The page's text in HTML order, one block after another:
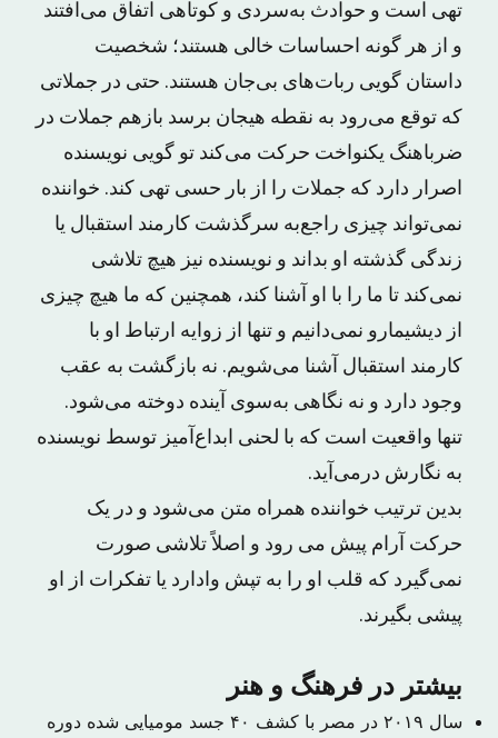
تهی است و حوادث به‌سردی و کوتاهی اتفاق می‌افتند
و از هر گونه احساسات خالی هستند؛ شخصیت
داستان گویی ربات‌های بی‌جان هستند. حتی در جملاتی
که توقع می‌رود به نقطه هیجان برسد بازهم جملات در
ضرباهنگ یکنواخت حرکت می‌کند تو گویی نویسنده
اصرار دارد که جملات را از بار حسی تهی کند. خواننده
نمی‌تواند چیزی راجع‌به سرگذشت کارمند استقبال یا
زندگی گذشته او بداند و نویسنده نیز هیچ تلاشی
نمی‌کند تا ما را با او آشنا کند، همچنین که ما هیچ چیزی
از دیشیمارو نمی‌دانیم و تنها از زوایه ارتباط او با
کارمند استقبال آشنا می‌شویم. نه بازگشت به عقب
وجود دارد و نه نگاهی به‌سوی آینده دوخته می‌شود.
تنها واقعیت است که با لحنی ابداع‌آمیز توسط نویسنده
به نگارش درمی‌آید.
بدین ترتیب خواننده همراه متن می‌شود و در یک
حرکت آرام پیش می رود و اصلاً تلاشی صورت
نمی‌گیرد که قلب او را به تپش وادارد یا تفکرات از او
پیشی بگیرند.
بیشتر در فرهنگ و هنر
سال ۲۰۱۹ در مصر با کشف ۴۰ جسد مومیایی شده دوره